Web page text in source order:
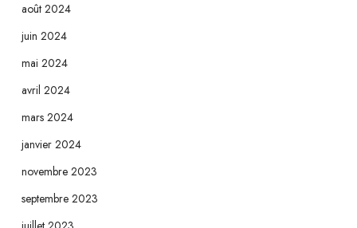
août 2024
juin 2024
mai 2024
avril 2024
mars 2024
janvier 2024
novembre 2023
septembre 2023